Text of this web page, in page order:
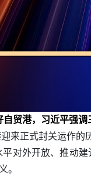
自贸港，习近平强调
来正式封关运作的
平对外开放、推动
。